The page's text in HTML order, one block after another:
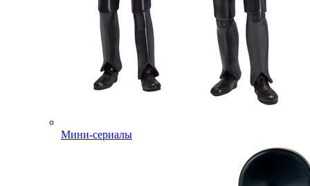
Мини-сериалы